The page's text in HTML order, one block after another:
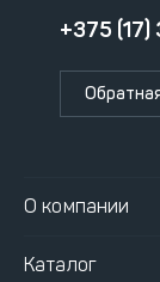
+375
О компании
Каталог